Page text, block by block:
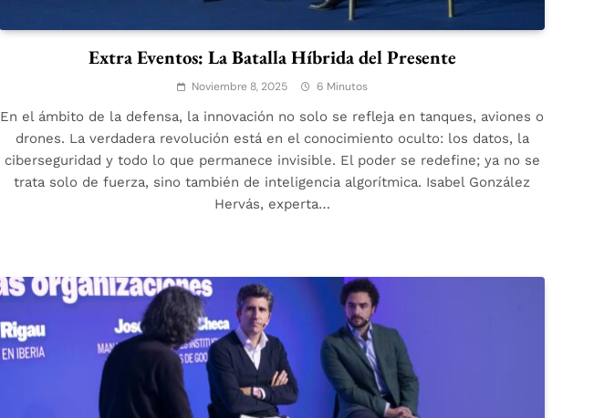
Extra Eventos: La Batalla Híbrida del Presente
Noviembre 8, 2025 6 Minutos
En el ámbito de la defensa, la innovación no solo se refleja en tanques, aviones o
drones. La verdadera revolución está en el conocimiento oculto: los datos, la
ciberseguridad y todo lo que permanece invisible. El poder se redefine; ya no se
trata solo de fuerza, sino también de inteligencia algorítmica. Isabel González
Hervás, experta…